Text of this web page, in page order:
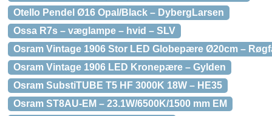
Otello Pendel Ø16 Opal/Black – DybergLarsen
Ossa R7s – væglampe – hvid – SLV
Osram Vintage 1906 Stor LED Globepære Ø20cm –
Osram Vintage 1906 LED Kronepære – Gylden
Osram SubstiTUBE T5 HF 3000K 18W – HE35
Osram ST8AU-EM – 23.1W/6500K/1500 mm EM